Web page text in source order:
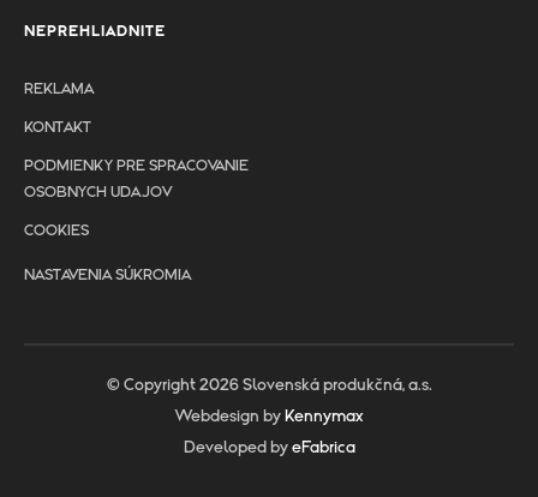
NEPREHLIADNITE
REKLAMA
KONTAKT
PODMIENKY PRE SPRACOVANIE
OSOBNYCH UDAJOV
COOKIES
NASTAVENIA SÚKROMIA
© Copyright 2026 Slovenská produkčná, a.s.
Webdesign by Kennymax
Developed by eFabrica